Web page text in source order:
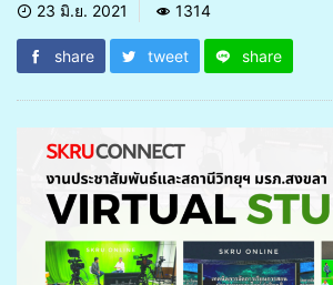
23 มิ.ย. 2021 1314
share tweet share